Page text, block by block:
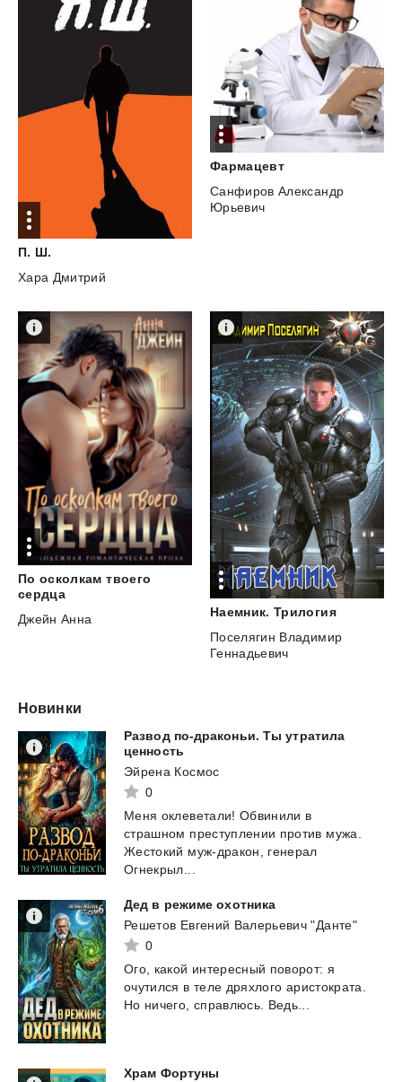
П. Ш.
Хара Дмитрий
Фармацевт
Санфиров Александр
Юрьевич
По осколкам твоего
сердца
Джейн Анна
Наемник. Трилогия
Поселягин Владимир
Геннадьевич
Новинки
Развод по-драконьи. Ты утратила
ценность
Эйрена Космос
0
Меня оклеветали! Обвинили в
страшном преступлении против мужа.
Жестокий муж-дракон, генерал
Огнекрыл...
Дед в режиме охотника
Решетов Евгений Валерьевич "Данте"
0
Ого,
какой интересный поворот: я
очутился в теле дряхлого аристократа.
Но ничего, справлюсь. Ведь...
Храм Фортуны